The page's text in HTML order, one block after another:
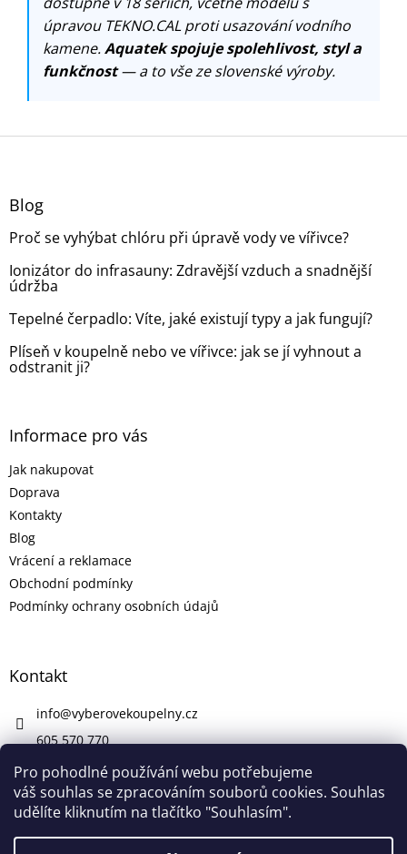
Pro pohodlné používání webu potřebujeme
váš souhlas se zpracováním souborů cookies. Souhlas
udělíte kliknutím na tlačítko "Souhlasím".
úpravou TEKNO.CAL proti usazování vodního
kamene.Aquatek spojuje spolehlivost, styl a
funkčnost— a to vše ze slovenské výroby.
Z
Blog
Proč se vyhýbat chlóru při úpravě vody ve vířivce?
Ionizátor do infrasauny: Zdravější vzduch a snadnější
údržba
Tepelné čerpadlo: Víte, jaké existují typy a jak fungují?
Plíseň v koupelně nebo ve vířivce: jak se jí vyhnout a
odstranit ji?
Informace pro vás
Jak nakupovat
Doprava
Kontakty
Blog
Vrácení a reklamace
Obchodní podmínky
Podmínky ochrany osobních údajů
Kontakt
info@vyberovekoupelny.cz
605 570 770
https://www.facebook.com/vyberovekoupelny/